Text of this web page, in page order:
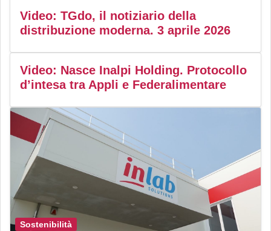
Video: TGdo, il notiziario della
distribuzione moderna. 3 aprile 2026
Video: Nasce Inalpi Holding. Protocollo
d’intesa tra Appli e Federalimentare
Sostenibilità